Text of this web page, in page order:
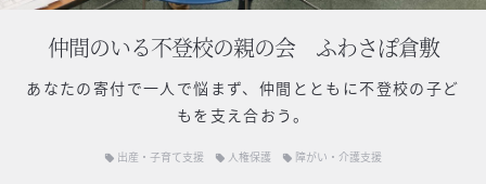
仲間のいる不登校の親の会 ふわさぽ倉敷
あなたの寄付で一人で悩まず、仲間とともに不登校の子ど
もを支え合おう。
local_offer 出産・子育て支援 local_offer 人権保護 local_offer 障がい・介護支援